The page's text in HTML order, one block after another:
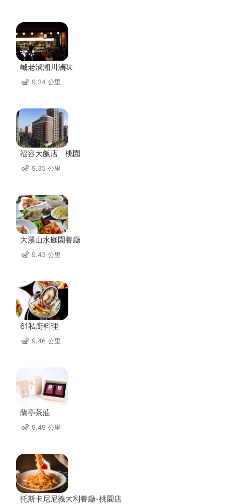
峸老滷湘川滷味
9.34 公里
福容大飯店 桃園
9.35 公里
大溪山水庭園餐廳
9.43 公里
61私廚料理
9.46 公里
蘭亭茶莊
9.49 公里
托斯卡尼尼義大利餐廳-桃園店